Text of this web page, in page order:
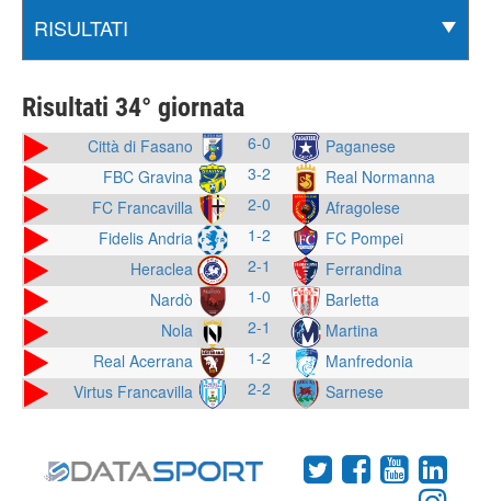
Risultati 34° giornata
Città di Fasano 6-0
Paganese
FBC Gravina
3-2
Real Normanna
FC Francavilla
2-0
Afragolese
Fidelis Andria
1-2
FC Pompei
Heraclea
2-1
Ferrandina
Nardò
1-0
Barletta
Nola
2-1
Martina
Real Acerrana
1-2
Manfredonia
Virtus Francavilla
2-2 Sarnese